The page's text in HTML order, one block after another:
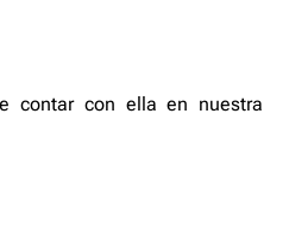
contar con ella en nuestra